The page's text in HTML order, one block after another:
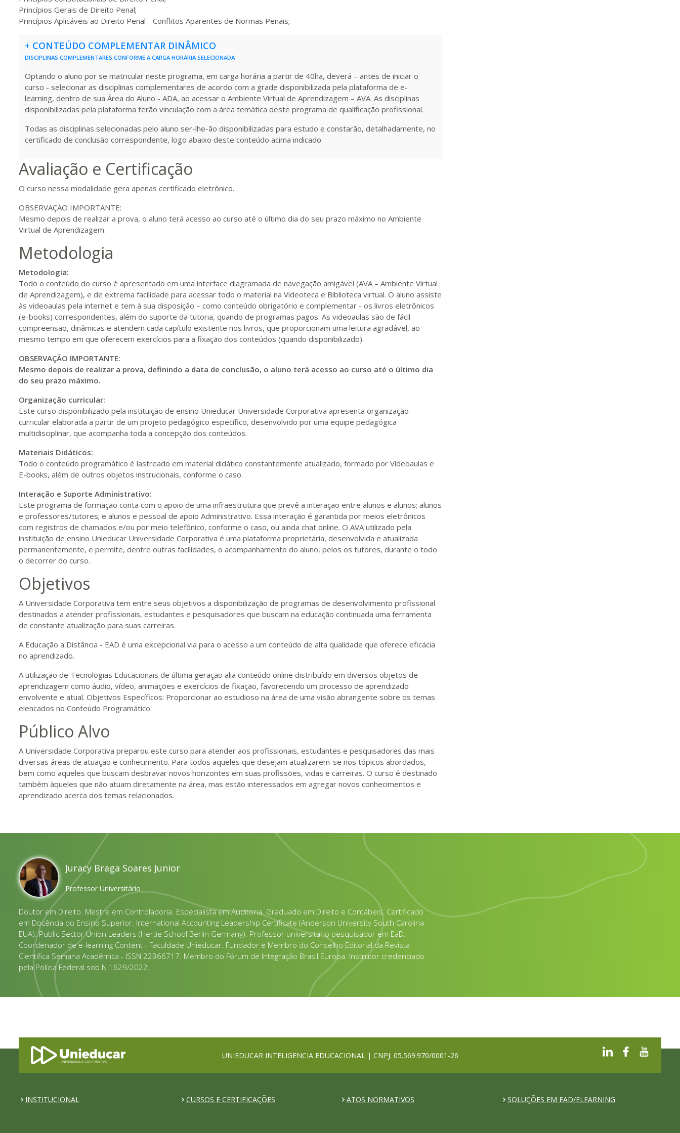
180 H 23dias 90 dias Visualizar
200 H 25 dias 90dias Visualizar
220 H 28dias 90 dias Visualizar Visualizar
ELETRÔNICO
R$ 1.090,51
Matricular
240 H 30 dias 90dias Visualizar Visualizar
ELETRÔNICO
R$ 1.189,66
33
280 H 35dias 120dias Visualizar Visualizar
ELETRÔNICO
300 H 38dias
320 H 40dias 120dias Visualizar Visualizar
ELETRÔNICO
R$ 1.586,20
Matricular
340 H 43dias 120dias Visualizar Visualizar
ELETRÔNICO
R$ 1.685,33
360 H 45dias
R$ 1.784,48
380 H 48 dias 150 Visualizar Visualizar
ELETRÔNICO
R$ 1.883,61
Matricular
400 H 50dias
Matricular
420 H 53dias 150dias
Matricular
440 H 55dias 150 dias Visualizar Visualizar
ELETRÔNICO
R$ 2.240,16
Matricular
Princípios Gerais de Direito Penal;
Princípios Aplicáveis ao Direito Penal - Conflitos Aparentes de Normas Penais;
+ CONTEÚDO COMPLEMENTAR DINÂMICO
DISCIPLINAS COMPLEMENTARES CONFORME A CARGA HORÁRIA SELECIONADA
Optando o aluno por se matricular neste programa, em carga horária a partir de 40ha, deverá – antes de iniciar o
curso - selecionar as disciplinas complementares de acordo com a grade disponibilizada pela plataforma de e-
learning, dentro de sua Área do Aluno - ADA, ao acessar o Ambiente Virtual de Aprendizagem – AVA. As disciplinas
disponibilizadas pela plataforma terão vinculação com a área temática deste programa de qualificação profissional.
Todas as disciplinas selecionadas pelo aluno ser-lhe-ão disponibilizadas para estudo e constarão, detalhadamente, no
certificado de conclusão correspondente, logo abaixo deste conteúdo acima indicado.
Avaliação e Certificação
O curso nessa modalidade gera apenas certificado eletrônico.
OBSERVAÇÃO IMPORTANTE:
Mesmo depois de realizar a prova, o aluno terá acesso ao curso até o último dia do seu prazo máximo no Ambiente
Virtual de Aprendizagem.
Metodologia
Metodologia:
Todo o conteúdo do curso é apresentado em uma interface diagramada de navegação amigável (AVA – Ambiente Virtual
de Aprendizagem), e de extrema facilidade para acessar todo o material na Videoteca e Biblioteca virtual. O aluno assiste
às videoaulas pela internet e tem à sua disposição – como conteúdo obrigatório e complementar - os livros eletrônicos
(e-books) correspondentes, além do suporte da tutoria, quando de programas pagos. As videoaulas são de fácil
compreensão, dinâmicas e atendem cada capítulo existente nos livros, que proporcionam uma leitura agradável, ao
mesmo tempo em que oferecem exercícios para a fixação dos conteúdos (quando disponibilizado).
OBSERVAÇÃO IMPORTANTE:
Mesmo depois de realizar a prova, definindo a data de conclusão, o aluno terá acesso ao curso até o último dia
do seu prazo máximo.
Organização curricular:
Este curso disponibilizado pela instituição de ensino Unieducar Universidade Corporativa apresenta organização
curricular elaborada a partir de um projeto pedagógico específico, desenvolvido por uma equipe pedagógica
multidisciplinar, que acompanha toda a concepção dos conteúdos.
Materiais Didáticos:
Todo o conteúdo programático é lastreado em material didático constantemente atualizado, formado por Videoaulas e
E-books, além de outros objetos instrucionais, conforme o caso.
Interação e Suporte Administrativo:
Este programa de formação conta com o apoio de uma infraestrutura que prevê a interação entre alunos e alunos; alunos
e professores/tutores; e alunos e pessoal de apoio Administrativo. Essa interação é garantida por meios eletrônicos
com registros de chamados e/ou por meio telefônico, conforme o caso, ou ainda chat online. O AVA utilizado pela
instituição de ensino Unieducar Universidade Corporativa é uma plataforma proprietária, desenvolvida e atualizada
permanentemente, e permite, dentre outras facilidades, o acompanhamento do aluno, pelos os tutores, durante o todo
o decorrer do curso.
Objetivos
A Universidade Corporativa tem entre seus objetivos a disponibilização de programas de desenvolvimento profissional
destinados a atender profissionais, estudantes e pesquisadores que buscam na educação continuada uma ferramenta
de constante atualização para suas carreiras.
A Educação a Distância - EAD é uma excepcional via para o acesso a um conteúdo de alta qualidade que oferece eficácia
no aprendizado.
A utilização de Tecnologias Educacionais de última geração alia conteúdo online distribuído em diversos objetos de
aprendizagem como áudio, vídeo, animações e exercícios de fixação, favorecendo um processo de aprendizado
envolvente e atual. Objetivos Específicos: Proporcionar ao estudioso na área de uma visão abrangente sobre os temas
elencados no Conteúdo Programático.
Público Alvo
A Universidade Corporativa preparou este curso para atender aos profissionais, estudantes e pesquisadores das mais
diversas áreas de atuação e conhecimento. Para todos aqueles que desejam atualizarem-se nos tópicos abordados,
bem como aqueles que buscam desbravar novos horizontes em suas profissões, vidas e carreiras. O curso é destinado
também àqueles que não atuam diretamente na área, mas estão interessados em agregar novos conhecimentos e
aprendizado acerca dos temas relacionados.
Juracy Braga Soares Junior
Professor Universitário
Doutor em Direito. Mestre em Controladoria. Especialista em Auditoria. Graduado em Direito e Contábeis. Certificado
em Docência do Ensino Superior. International Accounting Leadership Certificate (Anderson University South Carolina
EUA). Public Sector Union Leaders (Hertie School Berlin Germany). Professor universitário pesquisador em EaD.
Coordenador de e-learning Content - Faculdade Unieducar. Fundador e Membro do Conselho Editorial da Revista
Científica Semana Acadêmica - ISSN 22366717. Membro do Fórum de Integração Brasil Europa. Instrutor credenciado
pela Polícia Federal sob N 1629/2022.
UNIEDUCAR INTELIGENCIA EDUCACIONAL | CNPJ: 05.569.970/0001-26
INSTITUCIONAL CURSOS E CERTIFICAÇÕES ATOS NORMATIVOS SOLUÇÕES EM EAD/ELEARNING